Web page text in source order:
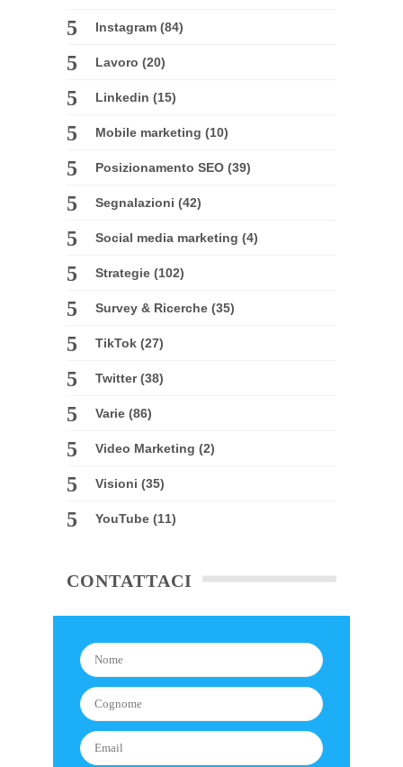
Instagram (84)
Lavoro (20)
Linkedin (15)
Mobile marketing (10)
Posizionamento SEO (39)
Segnalazioni (42)
Social media marketing (4)
Strategie (102)
Survey & Ricerche (35)
TikTok (27)
Twitter(38)
Varie (86)
Video Marketing (2)
Visioni (35)
YouTube (11)
CONTATTACI